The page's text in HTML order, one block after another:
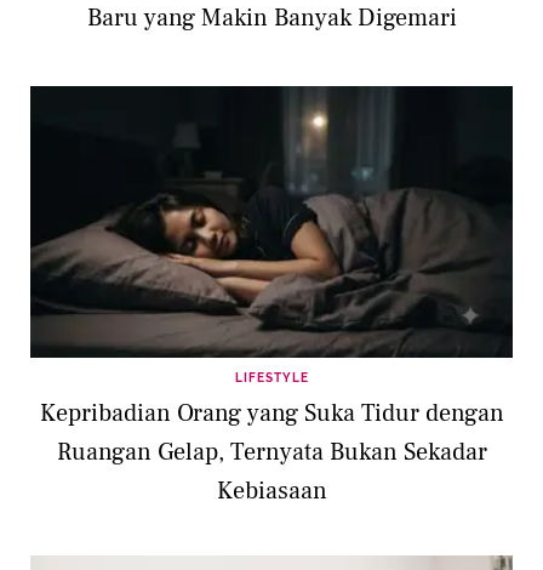
Baru yang Makin Banyak Digemari
LIFESTYLE
Kepribadian Orang yang Suka Tidur dengan
Ruangan Gelap, Ternyata Bukan Sekadar
Kebiasaan